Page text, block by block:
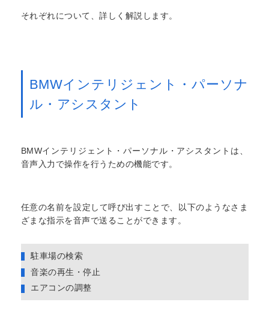
それぞれについて、詳しく解説します。
BMWインテリジェント・パーソナ
ル・アシスタント
BMWインテリジェント・パーソナル・アシスタントは、
音声入力で操作を行うための機能です。
任意の名前を設定して呼び出すことで、以下のようなさま
ざまな指示を音声で送ることができます。
駐車場の検索
音楽の再生・停止
エアコンの調整